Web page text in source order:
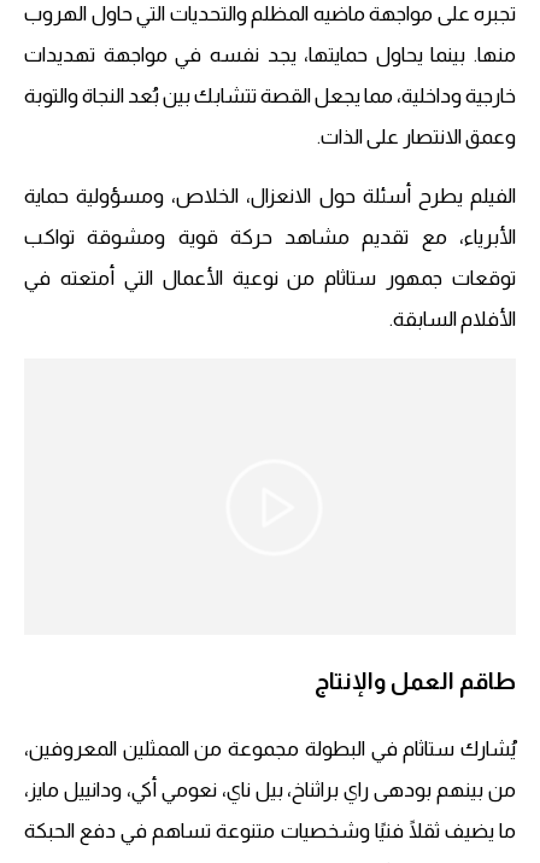
تجبره على مواجهة ماضيه المظلم والتحديات التي حاول الهروب
منها. بينما يحاول حمايتها، يجد نفسه في مواجهة تهديدات
خارجية وداخلية، مما يجعل القصة تتشابك بين بُعد النجاة والتوبة
وعمق الانتصار على الذات.
الفيلم يطرح أسئلة حول الانعزال، الخلاص، ومسؤولية حماية
الأبرياء، مع تقديم مشاهد حركة قوية ومشوقة تواكب
توقعات جمهور ستاثام من نوعية الأعمال التي أمتعته في
الأفلام السابقة.
طاقم العمل والإنتاج
يُشارك ستاثام في البطولة مجموعة من الممثلين المعروفين،
من بينهم بودهى راي براثناخ، بيل ناي، نعومي أكي، ودانييل مايز،
ما يضيف ثقلًا فنيًا وشخصيات متنوعة تساهم في دفع الحبكة